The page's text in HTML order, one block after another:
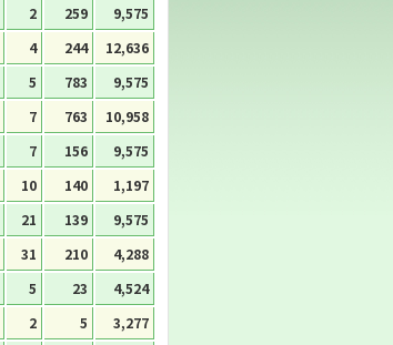
2 259
9,575
4 244
12,636
5 783
9,575
7 763
10,958
7 156
9,575
10 140
1,197
21 139
9,575
31 210
4,288
5 23
4,524
2 5 3,277